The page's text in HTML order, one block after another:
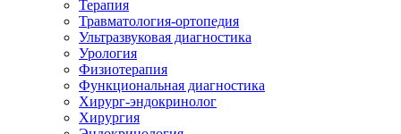
Терапия
Травматология-ортопедия
Ультразвуковая диагностика
Урология
Физиотерапия
Функциональная диагностика
Хирург-эндокринолог
Хирургия